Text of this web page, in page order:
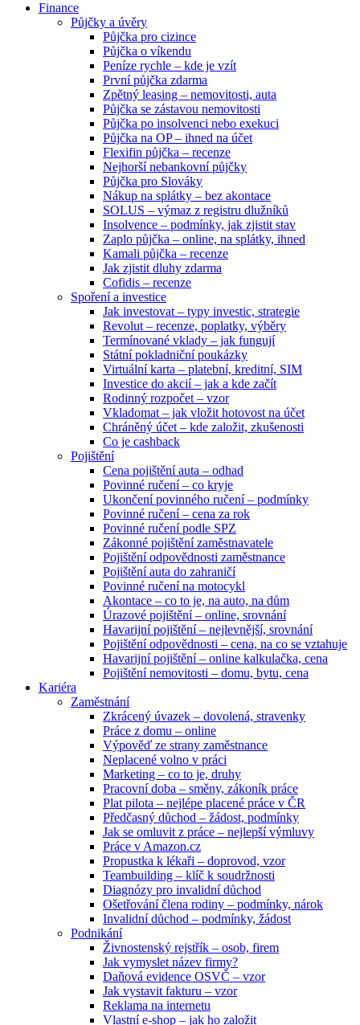
Finance
Půjčky a úvěry
Půjčka pro cizince
Půjčka o víkendu
Peníze rychle – kde je vzít
První půjčka zdarma
Zpětný leasing – nemovitosti, auta
Půjčka se zástavou nemovitosti
Půjčka po insolvenci nebo exekuci
Půjčka na OP – ihned na účet
Flexifin půjčka – recenze
Nejhorší nebankovní půjčky
Půjčka pro Slováky
Nákup na splátky – bez akontace
SOLUS – výmaz z registru dlužníků
Insolvence – podmínky, jak zjistit stav
Zaplo půjčka – online, na splátky, ihned
Kamali půjčka – recenze
Jak zjistit dluhy zdarma
Cofidis – recenze
Spoření a investice
Jak investovat – typy investic, strategie
Revolut – recenze, poplatky, výběry
Termínované vklady – jak fungují
Státní pokladniční poukázky
Virtuální karta – platební, kreditní, SIM
Investice do akcií – jak a kde začít
Rodinný rozpočet – vzor
Vkladomat – jak vložit hotovost na účet
Chráněný účet – kde založit, zkušenosti
Co je cashback
Pojištění
Cena pojištění auta – odhad
Povinné ručení – co kryje
Ukončení povinného ručení – podmínky
Povinné ručení – cena za rok
Povinné ručení podle SPZ
Zákonné pojištění zaměstnavatele
Pojištění odpovědnosti zaměstnance
Pojištění auta do zahraničí
Povinné ručení na motocykl
Akontace – co to je, na auto, na dům
Úrazové pojištění – online, srovnání
Havarijní pojištění – nejlevnější, srovnání
Pojištění odpovědnosti – cena, na co se vztahuje
Havarijní pojištění – online kalkulačka, cena
Pojištění nemovitosti – domu, bytu, cena
Kariéra
Zaměstnání
Zkrácený úvazek – dovolená, stravenky
Práce z domu – online
Výpověď ze strany zaměstnance
Neplacené volno v práci
Marketing – co to je, druhy
Pracovní doba – směny, zákoník práce
Plat pilota – nejlépe placené práce v ČR
Předčasný důchod – žádost, podmínky
Jak se omluvit z práce – nejlepší výmluvy
Práce v Amazon.cz
Propustka k lékaři – doprovod, vzor
Teambuilding – klíč k soudržnosti
Diagnózy pro invalidní důchod
Ošetřování člena rodiny – podmínky, nárok
Invalidní důchod – podmínky, žádost
Podnikání
Živnostenský rejstřík – osob, firem
Jak vymyslet název firmy?
Daňová evidence OSVČ – vzor
Jak vystavit fakturu – vzor
Reklama na internetu
Vlastní e-shop – jak ho založit